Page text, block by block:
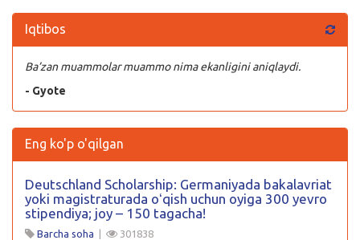
Iqtibos
Ba’zan muammolar muammo nima ekanligini aniqlaydi.
- Gyote
Eng ko'p o'qilgan
Deutschland Scholarship: Germaniyada bakalavriat
yoki magistraturada oʻqish uchun oyiga 300 yevro
stipendiya; joy – 150 tagacha!
Barcha soha | 301838